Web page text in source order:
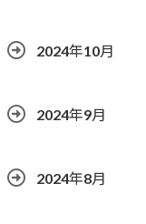
2024年10月
2024年9月
2024年8月